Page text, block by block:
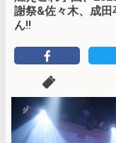
謝祭&佐々木、成
ん!!